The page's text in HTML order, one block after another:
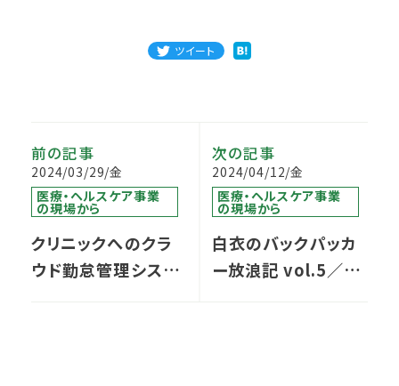
ツイート
前の記事
2024/03/29/金
医療・ヘルスケア事業
の現場から
クリニックへのクラ
ウド勤怠管理システ
次の記事
2024/04/12/金
医療・ヘルスケア事業
の現場から
白衣のバックパッカ
ー放浪記 vol.5／ハ